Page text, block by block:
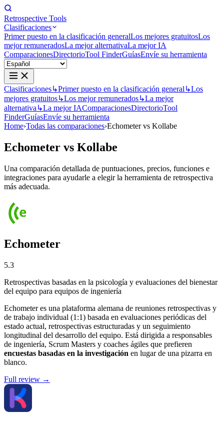
Retrospective Tools
Clasificaciones
Primer puesto en la clasificación generalLos mejores gratuitosLos
mejor remuneradosLa mejor alternativaLa mejor IA
ComparacionesDirectorioTool FinderGuíasEnvíe su herramienta
Clasificaciones↳Primer puesto en la clasificación general ↳Los
mejores gratuitos↳Los mejor remunerados↳La mejor
alternativa ↳La mejor IAComparacionesDirectorioTool
FinderGuíasEnvíe su herramienta
Home›Todas las comparaciones›Echometer vs Kollabe
Echometer vs Kollabe
Una comparación detallada de puntuaciones, precios, funciones e
integraciones para ayudarle a elegir la herramienta de retrospectiva
más adecuada.
Echometer
5.3
Retrospectivas basadas en la psicología y evaluaciones del bienestar
del equipo para equipos de ingeniería
Echometer es una plataforma alemana de reuniones retrospectivas y
de trabajo individual (1:1) basada en evaluaciones periódicas del
estado actual, retrospectivas estructuradas y un seguimiento
longitudinal del desarrollo del equipo. Está dirigida a responsables
de ingeniería, Scrum Masters y coaches ágiles que prefieren
encuestas basadas en la investigación en lugar de una pizarra en
blanco.
Full review →